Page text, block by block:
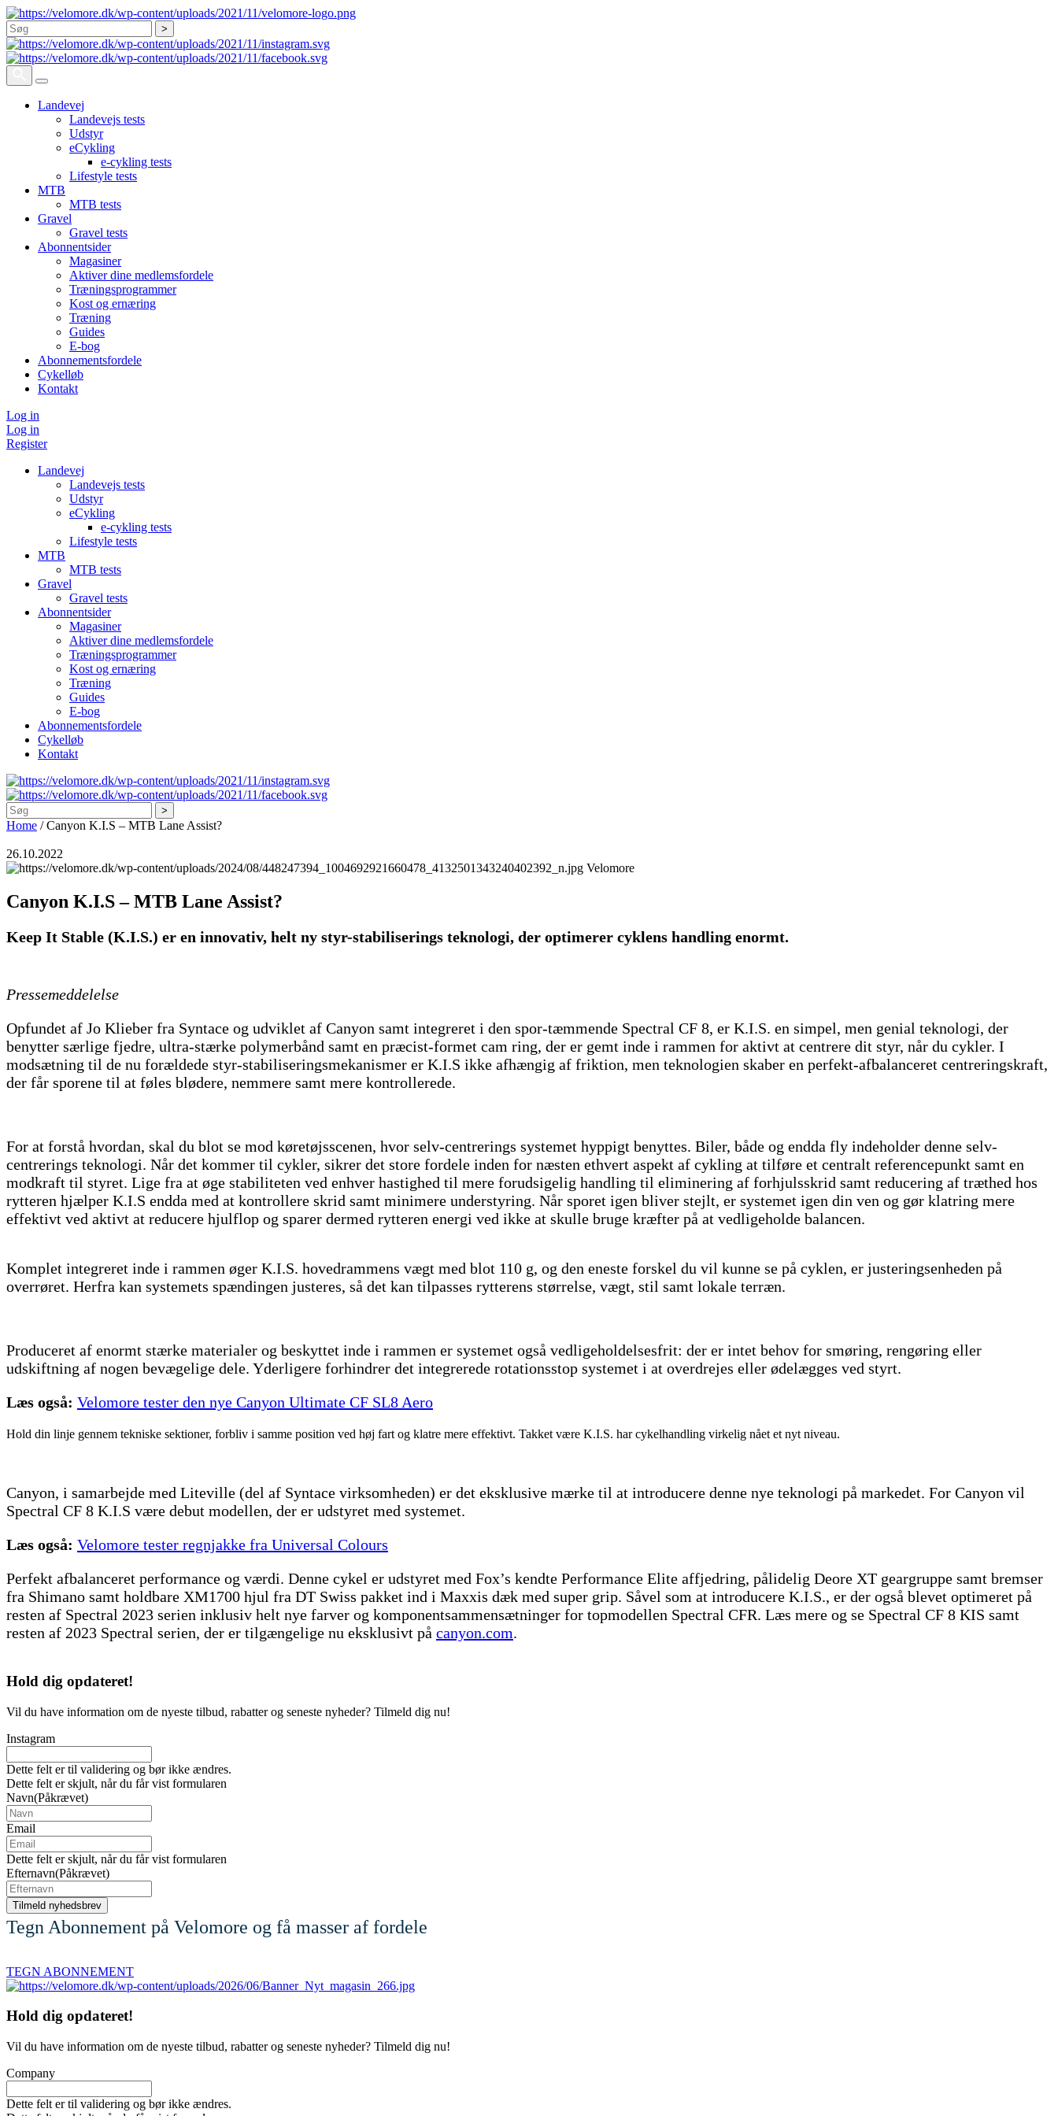
Søg
Landevej
Landevejs tests
Udstyr
eCykling
e-cykling tests
Lifestyle tests
MTB
MTB tests
Gravel
Gravel tests
Abonnentsider
Magasiner
Aktiver dine medlemsfordele
Træningsprogrammer
Kost og ernæring
Træning
Guides
E-bog
Abonnementsfordele
Cykelløb
Kontakt
Log in
Log in
Register
Landevej
Landevejs tests
Udstyr
eCykling
e-cykling tests
Lifestyle tests
MTB
MTB tests
Gravel
Gravel tests
Abonnentsider
Magasiner
Aktiver dine medlemsfordele
Træningsprogrammer
Kost og ernæring
Træning
Guides
E-bog
Abonnementsfordele
Cykelløb
Kontakt
Søg
Home /Canyon K.I.S – MTB Lane Assist?
26.10.2022
Velomore
Canyon K.I.S – MTB Lane Assist?
Keep It Stable (K.I.S.) er en innovativ, helt ny styr-stabiliserings teknologi, der optimerer cyklens handling enormt.
Pressemeddelelse
Opfundet af Jo Klieber fra Syntace og udviklet af Canyon samt integreret i den spor-tæmmende Spectral CF 8, er K.I.S. en simpel, men genial teknologi, der
benytter særlige fjedre, ultra-stærke polymerbånd samt en præcist-formet cam ring, der er gemt inde i rammen for aktivt at centrere dit styr, når du cykler. I
modsætning til de nu forældede styr-stabiliseringsmekanismer er K.I.S ikke afhængig af friktion, men teknologien skaber en perfekt-afbalanceret centreringskraft,
der får sporene til at føles blødere, nemmere samt mere kontrollerede.
For at forstå hvordan, skal du blot se mod køretøjsscenen, hvor selv-centrerings systemet hyppigt benyttes. Biler, både og endda fly indeholder denne selv-
centrerings teknologi. Når det kommer til cykler, sikrer det store fordele inden for næsten ethvert aspekt af cykling at tilføre et centralt referencepunkt samt en
modkraft til styret. Lige fra at øge stabiliteten ved enhver hastighed til mere forudsigelig handling til eliminering af forhjulsskrid samt reducering af træthed hos
rytteren hjælper K.I.S endda med at kontrollere skrid samt minimere understyring. Når sporet igen bliver stejlt, er systemet igen din ven og gør klatring mere
effektivt ved aktivt at reducere hjulflop og sparer dermed rytteren energi ved ikke at skulle bruge kræfter på at vedligeholde balancen.
Komplet integreret inde i rammen øger K.I.S. hovedrammens vægt med blot 110 g, og den eneste forskel du vil kunne se på cyklen, er justeringsenheden på
overrøret. Herfra kan systemets spændingen justeres, så det kan tilpasses rytterens størrelse, vægt, stil samt lokale terræn.
Produceret af enormt stærke materialer og beskyttet inde i rammen er systemet også vedligeholdelsesfrit: der er intet behov for smøring, rengøring eller
udskiftning af nogen bevægelige dele. Yderligere forhindrer det integrerede rotationsstop systemet i at overdrejes eller ødelægges ved styrt.
Læs også: Velomore tester den nye Canyon Ultimate CF SL8 Aero
Hold din linje gennem tekniske sektioner, forbliv i samme position ved høj fart og klatre mere effektivt. Takket være K.I.S. har cykelhandling virkelig nået et nyt niveau.
Canyon, i samarbejde med Liteville (del af Syntace virksomheden) er det eksklusive mærke til at introducere denne nye teknologi på markedet. For Canyon vil
Spectral CF 8 K.I.S være debut modellen, der er udstyret med systemet.
Læs også: Velomore tester regnjakke fra Universal Colours
Perfekt afbalanceret performance og værdi. Denne cykel er udstyret med Fox’s kendte Performance Elite affjedring, pålidelig Deore XT geargruppe samt bremser
fra Shimano samt holdbare XM1700 hjul fra DT Swiss pakket ind i Maxxis dæk med super grip. Såvel som at introducere K.I.S., er der også blevet optimeret på
resten af Spectral 2023 serien inklusiv helt nye farver og komponentsammensætninger for topmodellen Spectral CFR. Læs mere og se Spectral CF 8 KIS samt
resten af 2023 Spectral serien, der er tilgængelige nu eksklusivt på canyon.com.
Hold dig opdateret!
Vil du have information om de nyeste tilbud, rabatter og seneste nyheder? Tilmeld dig nu!
Instagram
Dette felt er til validering og bør ikke ændres.
Dette felt er skjult, når du får vist formularen
Navn(Påkrævet)
Email
Dette felt er skjult, når du får vist formularen
Efternavn(Påkrævet)
Tegn Abonnement på Velomore og få masser af fordele
TEGN ABONNEMENT
Hold dig opdateret!
Vil du have information om de nyeste tilbud, rabatter og seneste nyheder? Tilmeld dig nu!
Company
Dette felt er til validering og bør ikke ændres.